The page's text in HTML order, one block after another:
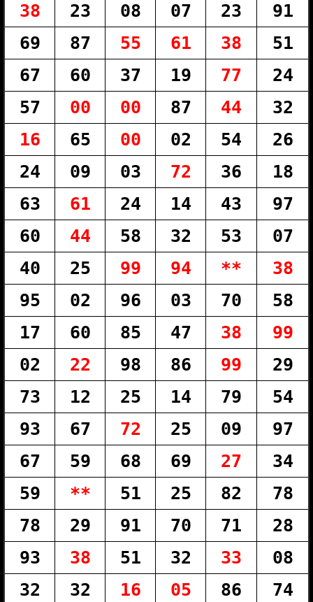
38
23 08 07 23
91
69
87 55 61 38
51
67
60 37 19 77
24
57
00 00 87 44
32
16
65 00 02 54
26
24
09 03 72 36
18
63
61 24 14 43
97
60
44 58 32 53
07
40
25 99 94 **
38
95
02 96 03 70
58
17
60 85 47 38
99
02
22 98 86 99
29
73
12 25 14 79
54
93
67 72 25 09
97
67
59 68 69 27
34
59
** 51 25 82
78
78
29 91 70 71
28
93
38 51 32 33
08
32
32 16 05 86 74